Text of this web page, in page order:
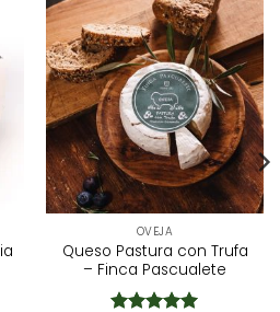
OVEJA
Queso Pastura con Trufa
– Finca Pascualete